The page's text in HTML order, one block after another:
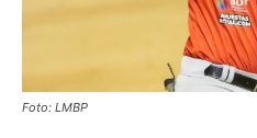
Foto: LMBP